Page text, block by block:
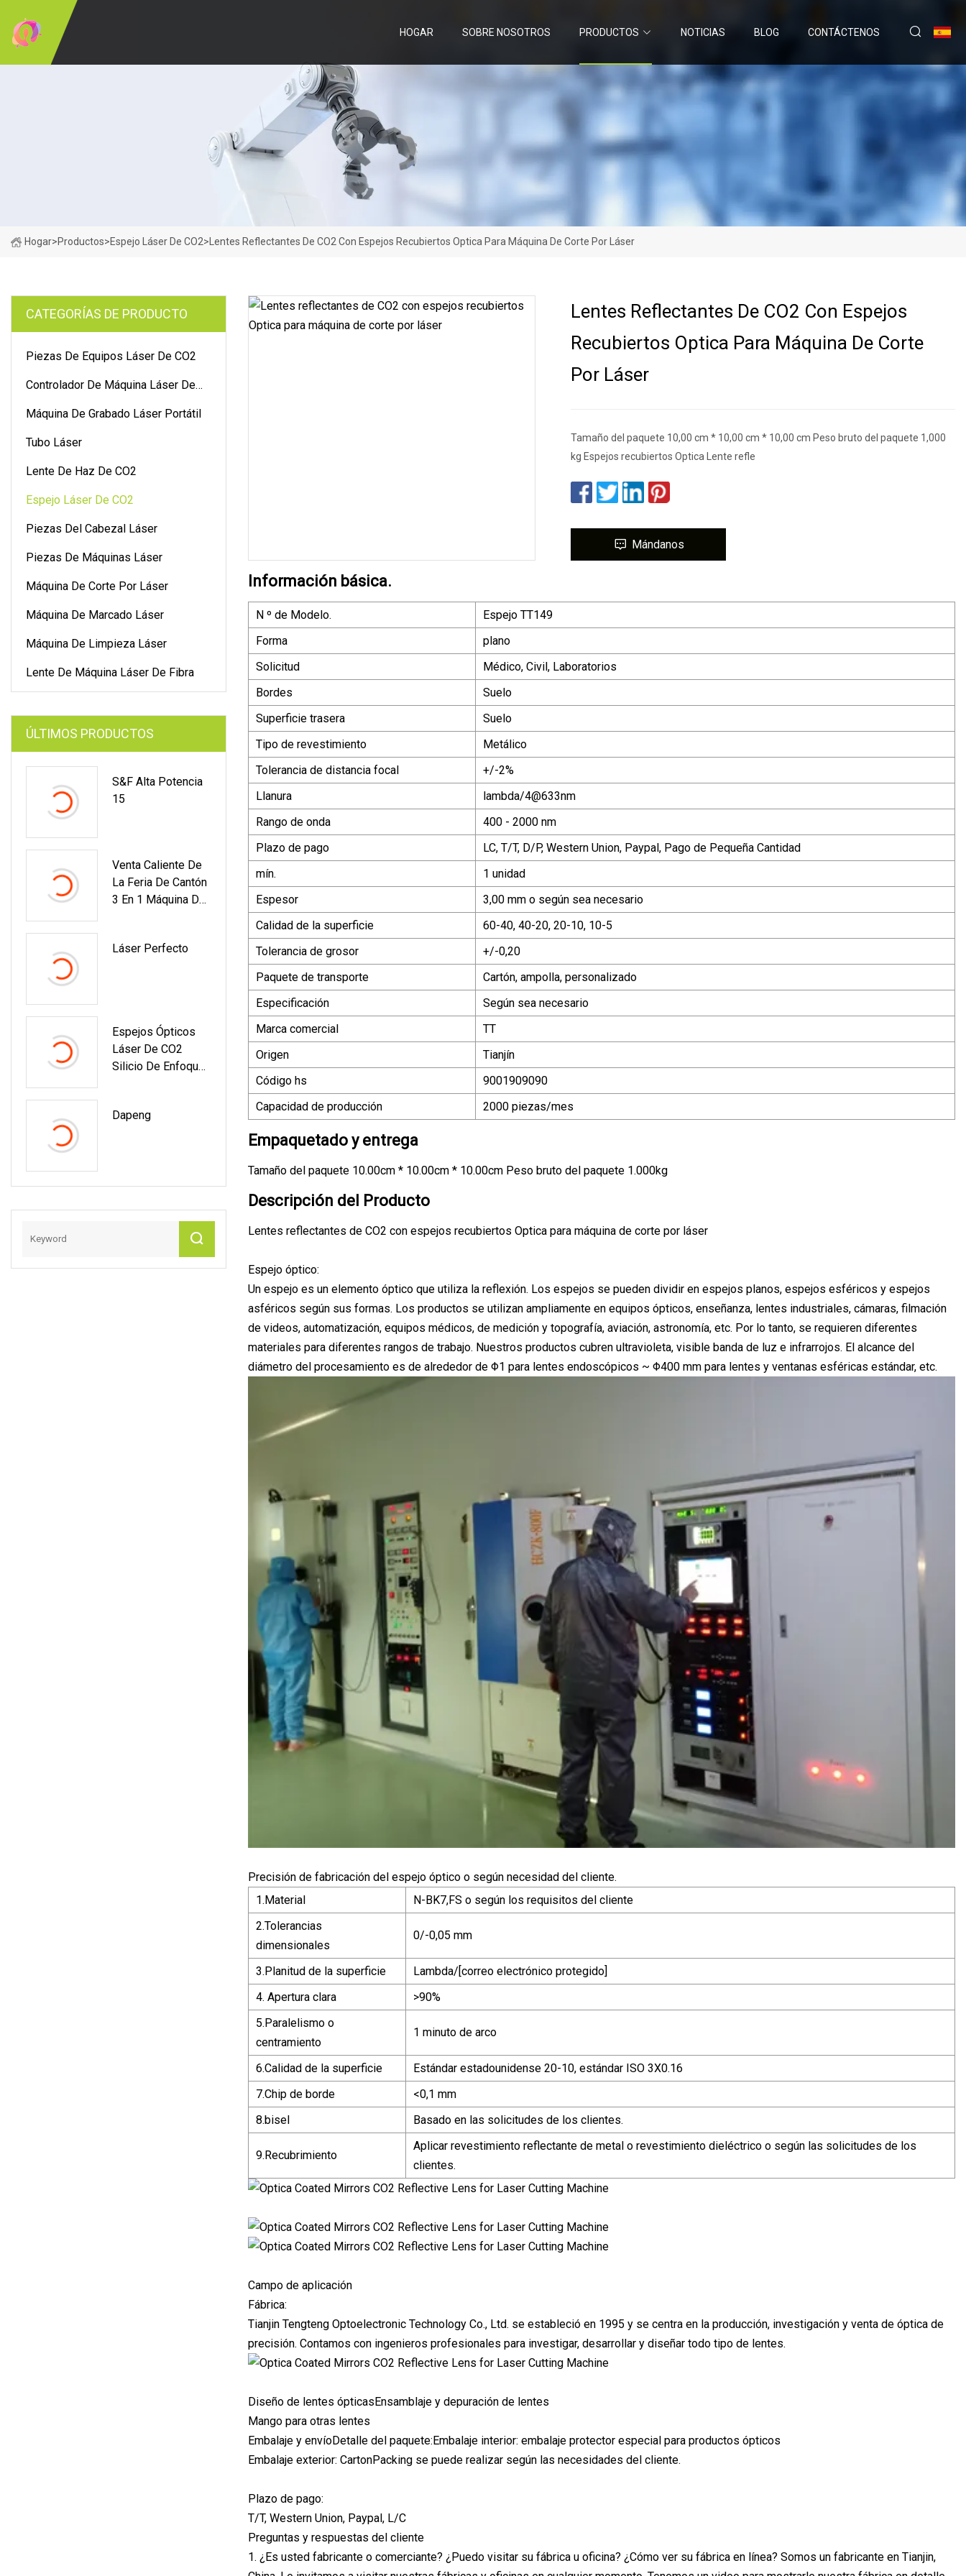
HOGAR SOBRE NOSOTROS PRODUCTOS NOTICIAS BLOG CONTÁCTENOS
Hogar>Productos>Espejo Láser De CO2> Lentes Reflectantes De CO2 Con Espejos Recubiertos Optica Para Máquina De Corte Por Láser
CATEGORÍAS DE PRODUCTO
Piezas De Equipos Láser De CO2
Controlador De Máquina Láser De
Máquina De Grabado Láser Portátil
Tubo Láser
Lente De Haz De CO2
Espejo Láser De CO2
Piezas Del Cabezal Láser
Piezas De Máquinas Láser
Máquina De Corte Por Láser
Máquina De Marcado Láser
Máquina De Limpieza Láser
Lente De Máquina Láser De Fibra
ÚLTIMOS PRODUCTOS
S&F Alta Potencia
15
Venta Caliente De
La Feria De Cantón
3 En 1 Máquina De
Corte Y Limpieza
Láser Perfecto
Espejos Ópticos
Láser De CO2
Silicio De Enfoque
Por Láser
Dapeng
Lentes Reflectantes De CO2 Con Espejos
Recubiertos Optica Para Máquina De Corte
Por Láser
Tamaño del paquete 10,00 cm * 10,00 cm * 10,00 cm Peso bruto del paquete 1,000
kg Espejos recubiertos Optica Lente refle
Mándanos
Información básica.
N º de Modelo.
Espejo TT149
Forma
plano
Solicitud
Médico, Civil, Laboratorios
Bordes
Suelo
Superficie trasera
Suelo
Tipo de revestimiento
Metálico
Tolerancia de distancia focal
+/-2%
Llanura
lambda/4@633nm
Rango de onda
400 - 2000 nm
Plazo de pago
LC, T/T, D/P, Western Union, Paypal, Pago de Pequeña Cantidad
mín.
1 unidad
Espesor
3,00 mm o según sea necesario
Calidad de la superficie
60-40, 40-20, 20-10, 10-5
Tolerancia de grosor
+/-0,20
Paquete de transporte
Cartón, ampolla, personalizado
Especificación
Según sea necesario
Marca comercial
TT
Origen
Tianjín
Código hs
9001909090
Capacidad de producción
2000 piezas/mes
Empaquetado y entrega
Tamaño del paquete 10.00cm * 10.00cm * 10.00cm Peso bruto del paquete 1.000kg
Descripción del Producto
Lentes reflectantes de CO2 con espejos recubiertos Optica para máquina de corte por láser
Espejo óptico:
Un espejo es un elemento óptico que utiliza la reflexión. Los espejos se pueden dividir en espejos planos, espejos esféricos y espejos
asféricos según sus formas. Los productos se utilizan ampliamente en equipos ópticos, enseñanza, lentes industriales, cámaras, filmación
de videos, automatización, equipos médicos, de medición y topografía, aviación, astronomía, etc. Por lo tanto, se requieren diferentes
materiales para diferentes rangos de trabajo. Nuestros productos cubren ultravioleta, visible banda de luz e infrarrojos. El alcance del
diámetro del procesamiento es de alrededor de Φ1 para lentes endoscópicos ~ Φ400 mm para lentes y ventanas esféricas estándar, etc.
Precisión de fabricación del espejo óptico o según necesidad del cliente.
1.Material
N-BK7,FS o según los requisitos del cliente
2.Tolerancias
dimensionales
0/-0,05 mm
3.Planitud de la superficie
Lambda/[correo electrónico protegido]
4. Apertura clara
>90%
5.Paralelismo o
centramiento
1 minuto de arco
6.Calidad de la superficie
Estándar estadounidense 20-10, estándar ISO 3X0.16
7.Chip de borde
<0,1 mm
8.bisel
Basado en las solicitudes de los clientes.
9.Recubrimiento
Aplicar revestimiento reflectante de metal o revestimiento dieléctrico o según las solicitudes de los
clientes.
Campo de aplicación
Fábrica:
Tianjin Tengteng Optoelectronic Technology Co., Ltd. se estableció en 1995 y se centra en la producción, investigación y venta de óptica de
precisión. Contamos con ingenieros profesionales para investigar, desarrollar y diseñar todo tipo de lentes.
Diseño de lentes ópticasEnsamblaje y depuración de lentes
Mango para otras lentes
Embalaje y envíoDetalle del paquete:Embalaje interior: embalaje protector especial para productos ópticos
Embalaje exterior: CartonPacking se puede realizar según las necesidades del cliente.
Plazo de pago:
T/T, Western Union, Paypal, L/C
Preguntas y respuestas del cliente
1. ¿Es usted fabricante o comerciante? ¿Puedo visitar su fábrica u oficina? ¿Cómo ver su fábrica en línea? Somos un fabricante en Tianjin,